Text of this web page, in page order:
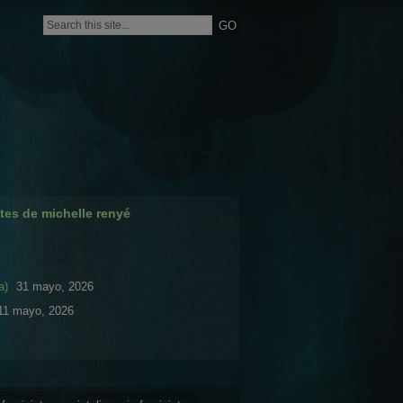
de michelle renyé
31 mayo, 2026
mayo, 2026